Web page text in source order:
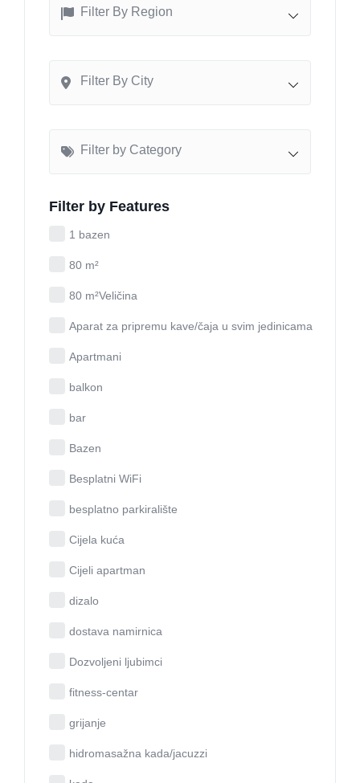
Filter By Region
Filter By City
Filter by Category
Filter by Features
1 bazen
80 m²
80 m²Veličina
Aparat za pripremu kave/čaja u svim jedinicama
Apartmani
balkon
bar
Bazen
Besplatni WiFi
besplatno parkiralište
Cijela kuća
Cijeli apartman
dizalo
dostava namirnica
Dozvoljeni ljubimci
fitness-centar
grijanje
hidromasažna kada/jacuzzi